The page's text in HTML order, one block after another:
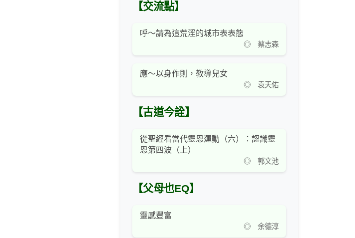
【交流點】
呼～請為這荒淫的城市表表態
◎ 蔡志森
應～以身作則，教導兒女
◎ 袁天佑
【古道今詮】
從聖經看當代靈恩運動（六）：認識靈
恩第四波（上）
◎ 郭文池
【父母也EQ】
靈感豐富
◎ 余德淳